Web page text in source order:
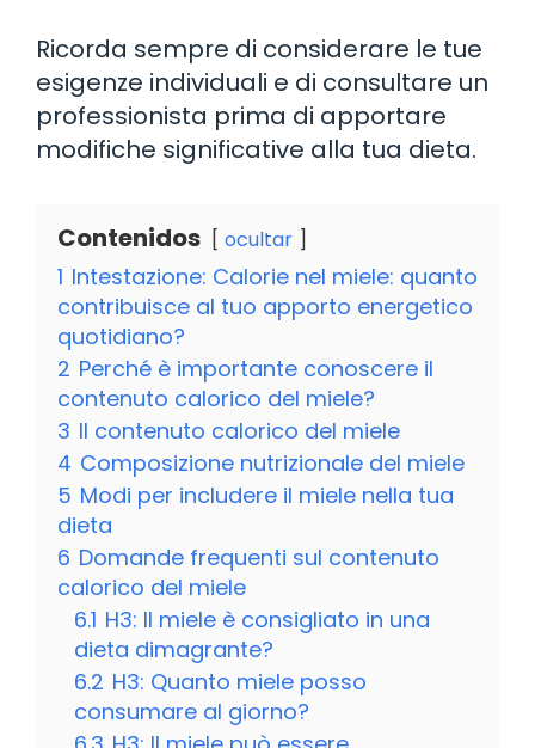
Ricorda sempre di considerare le tue
esigenze individuali e di consultare un
professionista prima di apportare
modifiche significative alla tua dieta.
Contenidos ocultar
1 Intestazione: Calorie nel miele: quanto
contribuisce al tuo apporto energetico
quotidiano?
2 Perché è importante conoscere il
contenuto calorico del miele?
3 Il contenuto calorico del miele
4 Composizione nutrizionale del miele
5 Modi per includere il miele nella tua
dieta
6 Domande frequenti sul contenuto
calorico del miele
6.1 H3: Il miele è consigliato in una
dieta dimagrante?
6.2 H3: Quanto miele posso
consumare al giorno?